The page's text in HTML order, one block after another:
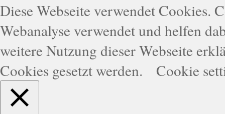
Diese Webseite verwendet Cookies.
Webanalyse verwendet und helfen
weitere Nutzung dieser Webseite
Cookies gesetzt werden.
Cookie